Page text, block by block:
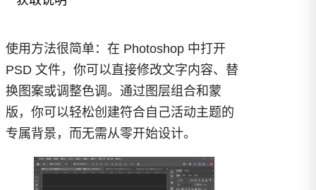
更新日期：
06/01/2026 通道成本： ¥1.99
获取附件
开通会员
使用次数： 1 文件大小：
4.1GB
更新日期：
06/01/2026 站内积分： ¥0.00
评论后可见
使用方法很简单：在 Photoshop 中打开
PSD 文件，你可以直接修改文字内容、替
换图案或调整色调。通过图层组合和蒙
版，你可以轻松创建符合自己活动主题的
专属背景，而无需从零开始设计。